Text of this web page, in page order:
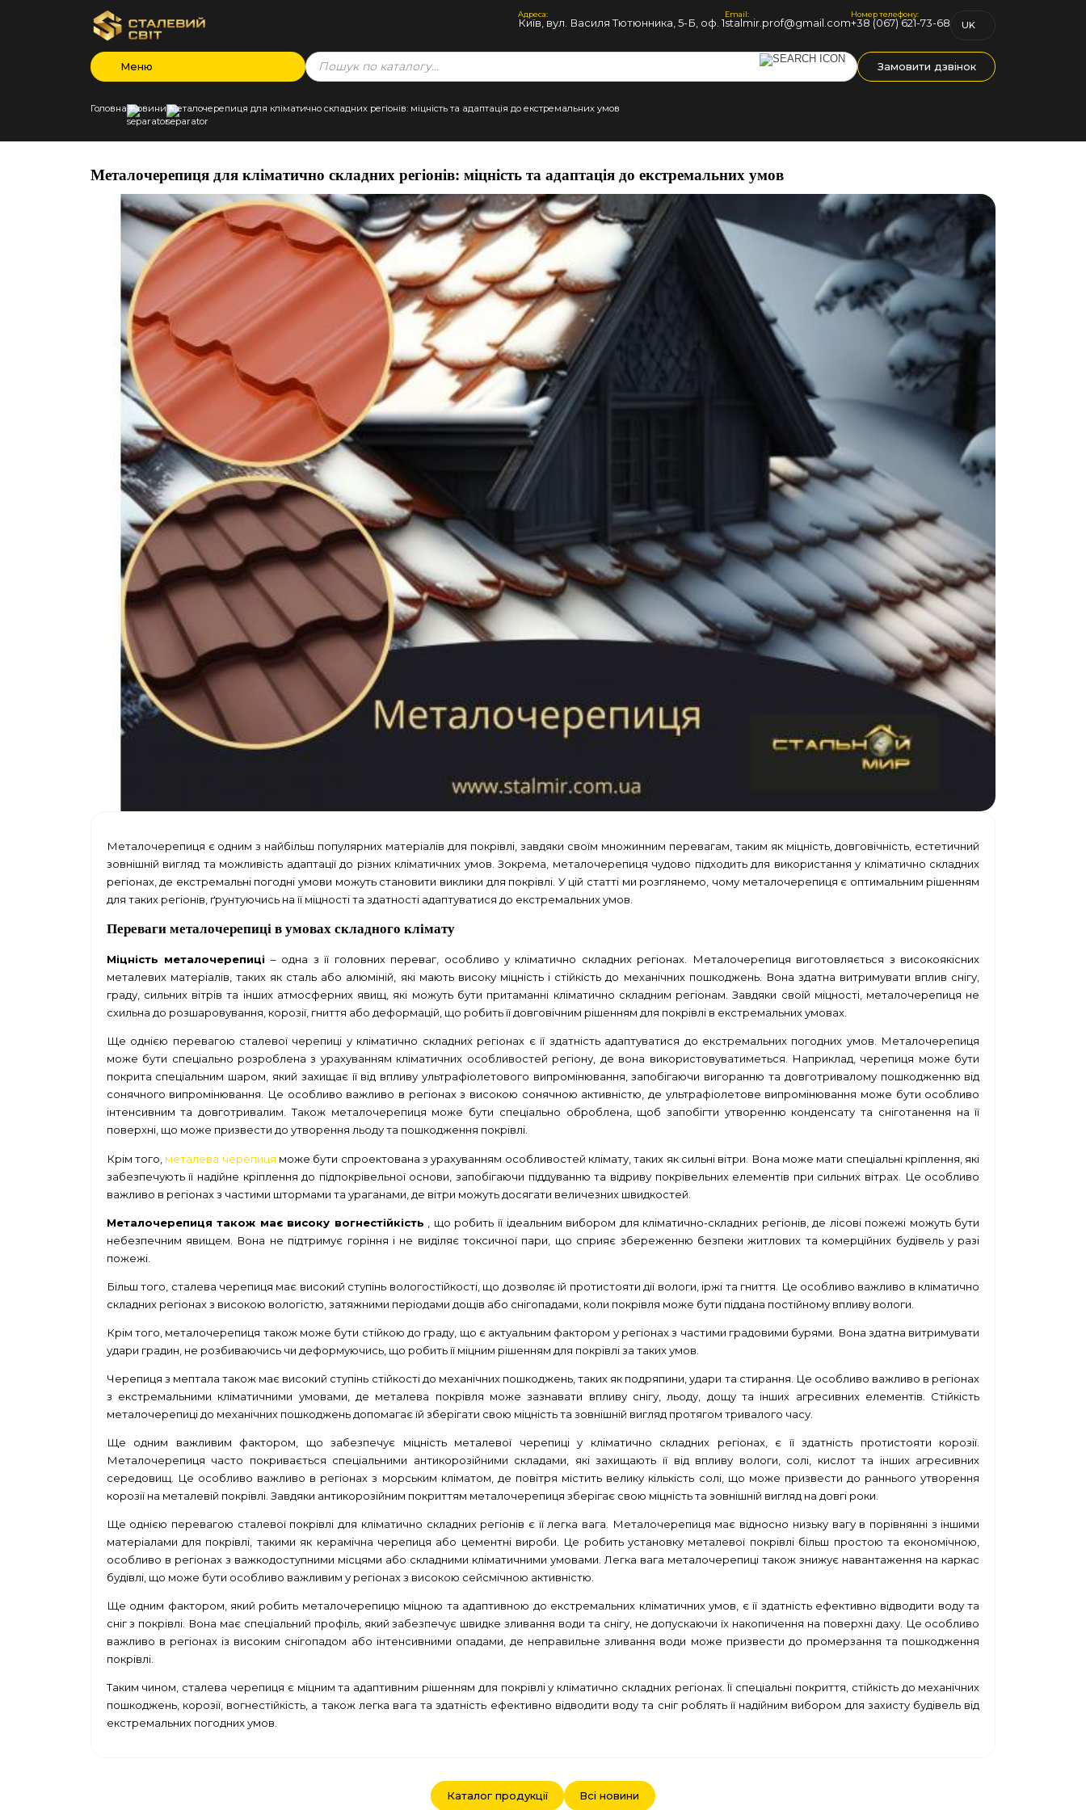
Адреса:
Київ, вул. Василя Тютюнника, 5-Б, оф. 1
Email:
stalmir.prof@gmail.com
Номер телефону:
+38 (067) 621-73-68
UK
Меню
Products
search
Замовити дзвінок
Головна Новини Металочерепиця для кліматично складних регіонів: міцність та адаптація до екстремальних умов
Металочерепиця для кліматично складних регіонів: міцність та адаптація до екстремальних умов
Металочерепиця є одним з найбільш популярних матеріалів для покрівлі, завдяки своїм множинним перевагам, таким як міцність, довговічність, естетичний
зовнішній вигляд та можливість адаптації до різних кліматичних умов. Зокрема, металочерепиця чудово підходить для використання у кліматично складних
регіонах, де екстремальні погодні умови можуть становити виклики для покрівлі. У цій статті ми розглянемо, чому металочерепиця є оптимальним рішенням
для таких регіонів, ґрунтуючись на її міцності та здатності адаптуватися до екстремальних умов.
Переваги металочерепиці в умовах складного клімату
Міцність металочерепиці – одна з її головних переваг, особливо у кліматично складних регіонах. Металочерепиця виготовляється з високоякісних
металевих матеріалів, таких як сталь або алюміній, які мають високу міцність і стійкість до механічних пошкоджень. Вона здатна витримувати вплив снігу,
граду, сильних вітрів та інших атмосферних явищ, які можуть бути притаманні кліматично складним регіонам. Завдяки своїй міцності, металочерепиця не
схильна до розшаровування, корозії, гниття або деформацій, що робить її довговічним рішенням для покрівлі в екстремальних умовах.
Ще однією перевагою сталевої черепиці у кліматично складних регіонах є її здатність адаптуватися до екстремальних погодних умов. Металочерепиця
може бути спеціально розроблена з урахуванням кліматичних особливостей регіону, де вона використовуватиметься. Наприклад, черепиця може бути
покрита спеціальним шаром, який захищає її від впливу ультрафіолетового випромінювання, запобігаючи вигоранню та довготривалому пошкодженню від
сонячного випромінювання. Це особливо важливо в регіонах з високою сонячною активністю, де ультрафіолетове випромінювання може бути особливо
інтенсивним та довготривалим. Також металочерепиця може бути спеціально оброблена, щоб запобігти утворенню конденсату та сніготанення на її
поверхні, що може призвести до утворення льоду та пошкодження покрівлі.
Крім того, металева черепиця може бути спроектована з урахуванням особливостей клімату, таких як сильні вітри. Вона може мати спеціальні кріплення, які
забезпечують її надійне кріплення до підпокрівельної основи, запобігаючи піддуванню та відриву покрівельних елементів при сильних вітрах. Це особливо
важливо в регіонах з частими штормами та ураганами, де вітри можуть досягати величезних швидкостей.
Металочерепиця також має високу вогнестійкість , що робить її ідеальним вибором для кліматично-складних регіонів, де лісові пожежі можуть бути
небезпечним явищем. Вона не підтримує горіння і не виділяє токсичної пари, що сприяє збереженню безпеки житлових та комерційних будівель у разі
пожежі.
Більш того, сталева черепиця має високий ступінь вологостійкості, що дозволяє їй протистояти дії вологи, іржі та гниття. Це особливо важливо в кліматично
складних регіонах з високою вологістю, затяжними періодами дощів або снігопадами, коли покрівля може бути піддана постійному впливу вологи.
Крім того, металочерепиця також може бути стійкою до граду, що є актуальним фактором у регіонах з частими градовими бурями. Вона здатна витримувати
удари градин, не розбиваючись чи деформуючись, що робить її міцним рішенням для покрівлі за таких умов.
Черепиця з мептала також має високий ступінь стійкості до механічних пошкоджень, таких як подряпини, удари та стирання. Це особливо важливо в регіонах
з екстремальними кліматичними умовами, де металева покрівля може зазнавати впливу снігу, льоду, дощу та інших агресивних елементів. Стійкість
металочерепиці до механічних пошкоджень допомагає їй зберігати свою міцність та зовнішній вигляд протягом тривалого часу.
Ще одним важливим фактором, що забезпечує міцність металевої черепиці у кліматично складних регіонах, є її здатність протистояти корозії.
Металочерепиця часто покривається спеціальними антикорозійними складами, які захищають її від впливу вологи, солі, кислот та інших агресивних
середовищ. Це особливо важливо в регіонах з морським кліматом, де повітря містить велику кількість солі, що може призвести до раннього утворення
корозії на металевій покрівлі. Завдяки антикорозійним покриттям металочерепиця зберігає свою міцність та зовнішній вигляд на довгі роки.
Ще однією перевагою сталевої покрівлі для кліматично складних регіонів є її легка вага. Металочерепиця має відносно низьку вагу в порівнянні з іншими
матеріалами для покрівлі, такими як керамічна черепиця або цементні вироби. Це робить установку металевої покрівлі більш простою та економічною,
особливо в регіонах з важкодоступними місцями або складними кліматичними умовами. Легка вага металочерепиці також знижує навантаження на каркас
будівлі, що може бути особливо важливим у регіонах з високою сейсмічною активністю.
Ще одним фактором, який робить металочерепицю міцною та адаптивною до екстремальних кліматичних умов, є її здатність ефективно відводити воду та
сніг з покрівлі. Вона має спеціальний профіль, який забезпечує швидке зливання води та снігу, не допускаючи їх накопичення на поверхні даху. Це особливо
важливо в регіонах із високим снігопадом або інтенсивними опадами, де неправильне зливання води може призвести до промерзання та пошкодження
покрівлі.
Таким чином, сталева черепиця є міцним та адаптивним рішенням для покрівлі у кліматично складних регіонах. Її спеціальні покриття, стійкість до механічних
пошкоджень, корозії, вогнестійкість, а також легка вага та здатність ефективно відводити воду та сніг роблять її надійним вибором для захисту будівель від
екстремальних погодних умов.
Каталог продукції Всі новини